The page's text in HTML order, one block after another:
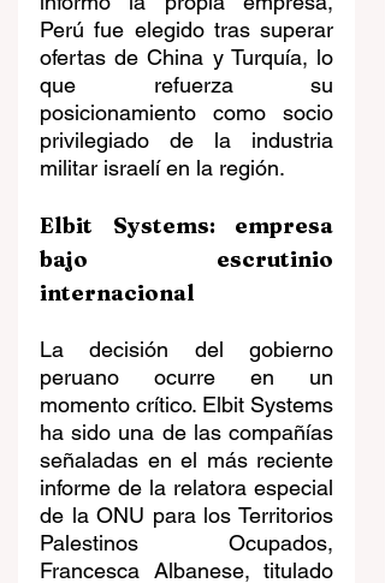
Perú fue elegido tras superar
ofertas de China y Turquía, lo
que refuerza su
posicionamiento como socio
privilegiado de la industria
militar israelí en la región.
Elbit Systems: empresa
bajo escrutinio
internacional
La decisión del gobierno
peruano ocurre en un
momento crítico. Elbit Systems
ha sido una de las compañías
señaladas en el más reciente
informe de la relatora especial
de la ONU para los Territorios
Palestinos Ocupados,